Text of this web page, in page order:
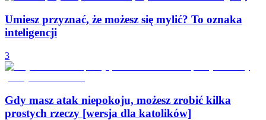
Umiesz przyznać, że możesz się mylić? To oznaka
inteligencji
3
Gdy masz atak niepokoju, możesz zrobić kilka
prostych rzeczy [wersja dla katolików]